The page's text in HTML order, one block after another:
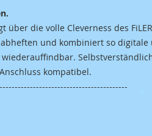
über die volle Cleverness des
und kombiniert so digitale
kompatibel.